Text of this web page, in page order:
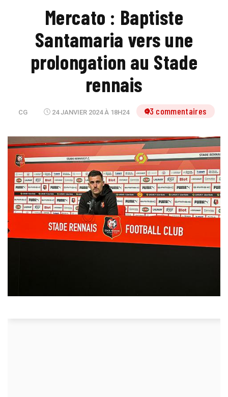
Mercato : Baptiste
Santamaria vers une
prolongation au Stade
rennais
CG 24 JANVIER 2024 À 18H24 13 commentaires